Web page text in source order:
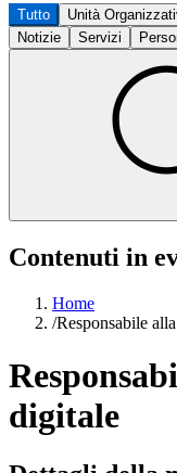
Tutto Unità
Notizie
Servizi
Contenuti in
Home
/Responsabile
digitale